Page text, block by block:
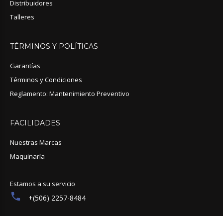
Distribuidores
Talleres
TÉRMINOS Y POLÍTICAS
Garantías
Términos y Condiciones
Reglamento: Mantenimiento Preventivo
FACILIDADES
Nuestras Marcas
Maquinaría
Estamos a su servicio
+(506) 2257-8484